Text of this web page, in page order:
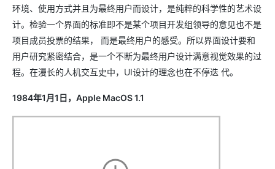
环境、使用方式并且为最终用户而设计，是纯粹的科学性的艺术设
计。检验一个界面的标准即不是某个项目开发组领导的意见也不是
项目成员投票的结果， 而是最终用户的感受。所以界面设计要和
用户研究紧密结合，是一个不断为最终用户设计满意视觉效果的过
程。在漫长的人机交互史中，UI设计的理念也在不停迭 代。
1984年1月1日，Apple MacOS 1.1